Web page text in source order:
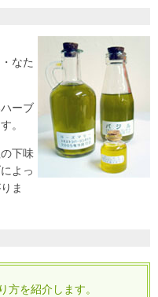
なた
ーブ
。
下味
よっ
ま
方を紹介します。